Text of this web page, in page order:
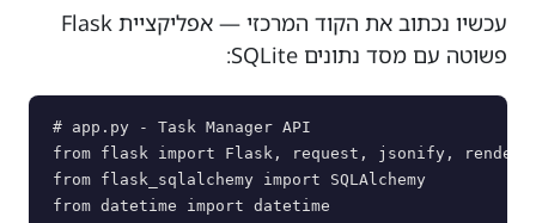
עכשיו נכתוב את הקוד המרכזי — אפליקציית Flask
פשוטה עם מסד נתונים SQLite:
# app.py - Task Manager API
from flask import Flask, request, jsonify,
from flask_sqlalchemy import SQLAlchemy
from datetime import datetime